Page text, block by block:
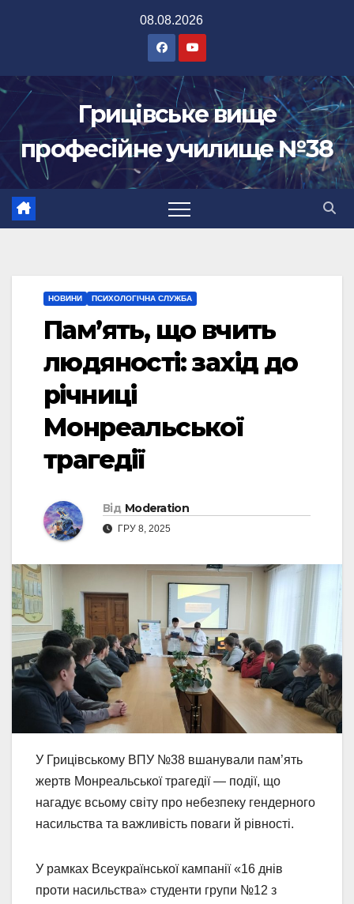
08.08.2026
Грицівське вище
професійне училище №38
НОВИНИ ПСИХОЛОГІЧНА СЛУЖБА
Пам’ять, що вчить
людяності: захід до
річниці
Монреальської
трагедії
Від Moderation
ГРУ 8, 2025
У Грицівському ВПУ №38 вшанували пам’ять
жертв Монреальської трагедії — події, що
нагадує всьому світу про небезпеку гендерного
насильства та важливість поваги й рівності.
У рамках Всеукраїнської кампанії «16 днів
проти насильства» студенти групи №12 з